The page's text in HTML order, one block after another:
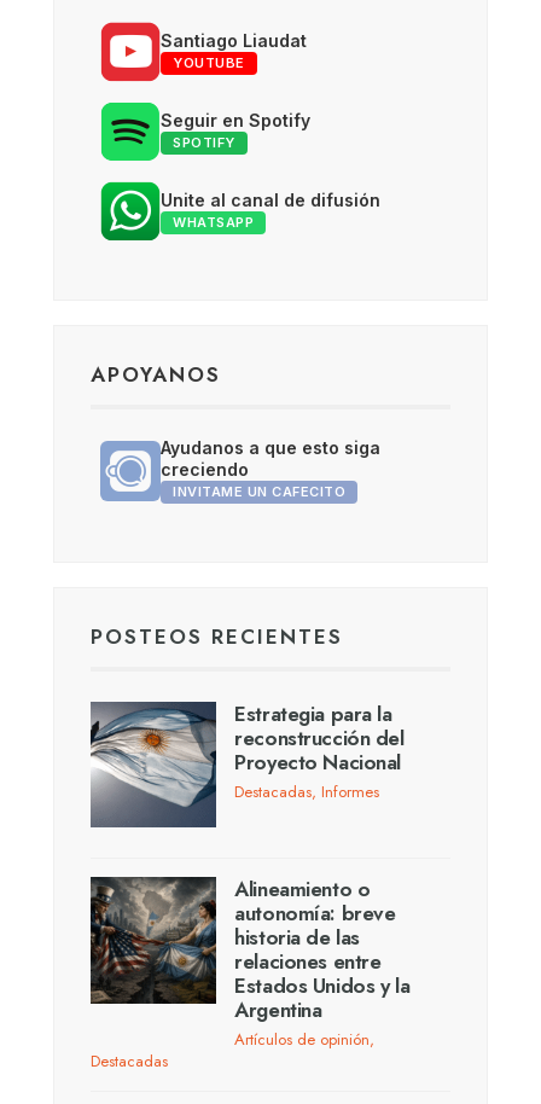
Santiago Liaudat
YOUTUBE
Seguir en Spotify
SPOTIFY
Unite al canal de difusión
WHATSAPP
APOYANOS
Ayudanos a que esto siga
creciendo
INVITAME UN CAFECITO
POSTEOS RECIENTES
Estrategia para la
reconstrucción del
Proyecto Nacional
Destacadas, Informes
Alineamiento o
autonomía: breve
historia de las
relaciones entre
Estados Unidos y la
Argentina
Artículos de opinión,
Destacadas